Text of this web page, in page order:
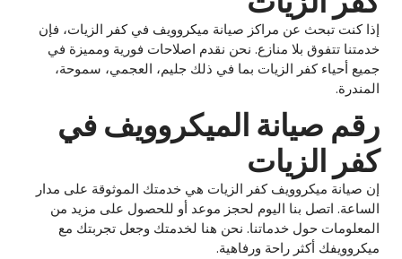
إذا كنت تبحث عن مراكز صيانة ميكروويف في كفر الزيات، فإن
خدمتنا تتفوق بلا منازع. نحن نقدم اصلاحات فورية ومميزة في
جميع أحياء كفر الزيات بما في ذلك جليم، العجمي، سموحة،
المندرة.
رقم صيانة الميكروويف في
كفر الزيات
إن صيانة ميكروويف كفر الزيات هي خدمتك الموثوقة على مدار
الساعة. اتصل بنا اليوم لحجز موعد أو للحصول على مزيد من
المعلومات حول خدماتنا. نحن هنا لخدمتك وجعل تجربتك مع
ميكروويفك أكثر راحة ورفاهية.